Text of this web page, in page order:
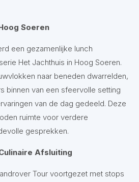
Soeren
een gezamenlijke lunch
Het Jachthuis in Hoog Soeren.
naar beneden dwarrelden,
binnen van een sfeervolle setting
van de dag gedeeld. Deze
ruimte voor verdere
gesprekken.
Afsluiting
Tour voortgezet met stops